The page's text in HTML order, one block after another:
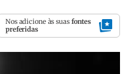
Nos adicione às suas fontes
preferidas